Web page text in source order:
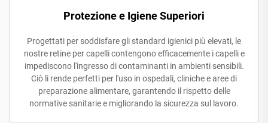
Protezione e Igiene Superiori
Progettati per soddisfare gli standard igienici più elevati, le
nostre retine per capelli contengono efficacemente i capelli e
impediscono l'ingresso di contaminanti in ambienti sensibili.
Ciò li rende perfetti per l'uso in ospedali, cliniche e aree di
preparazione alimentare, garantendo il rispetto delle
normative sanitarie e migliorando la sicurezza sul lavoro.